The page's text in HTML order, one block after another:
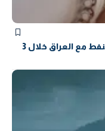
سوريا تتوقع إعادة تشغيل خط أنابيب النفط مع العراق خلال 3